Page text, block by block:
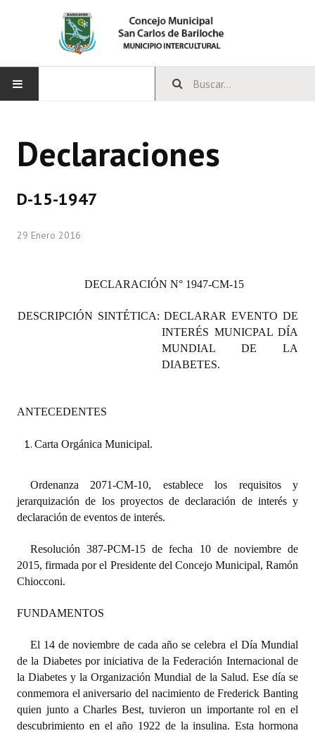
CONCEJO
Carta Orgánica 2007
Reglamento Interno
Digesto
DOCUMENTOS
Dictámenes Asesoría Letrada
Actas de Sesión
Informes de Unidad Coordinadora
Declaraciones
D-15-1947
29 Enero 2016
DECLARACIÓN N° 1947-CM-15
DESCRIPCIÓN SINTÉTICA: DECLARAR EVENTO DE
INTERÉS MUNICPAL DÍA
MUNDIAL DE LA
DIABETES.
ANTECEDENTES
Carta Orgánica Municipal.
Ordenanza 2071-CM-10, establece los requisitos y
jerarquización de los proyectos de declaración de interés y
declaración de eventos de interés.
Resolución 387-PCM-15 de fecha 10 de noviembre de
2015, firmada por el Presidente del Concejo Municipal, Ramón
Chiocconi.
FUNDAMENTOS
El 14 de noviembre de cada año se celebra el Día Mundial
de la Diabetes por iniciativa de la Federación Internacional de
la Diabetes y la Organización Mundial de la Salud. Ese día se
conmemora el aniversario del nacimiento de Frederick Banting
quien junto a Charles Best, tuvieron un importante rol en el
descubrimiento en el año 1922 de la insulina. Esta hormona